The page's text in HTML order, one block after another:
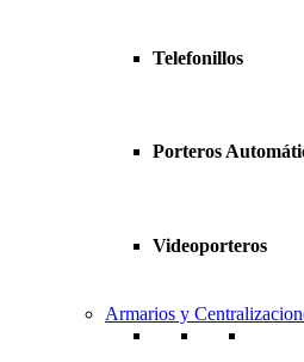
Telefonillos
Porteros
Videoporteros
Armarios y